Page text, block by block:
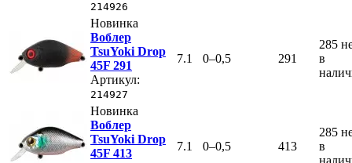
214926
Новинка
Воблер
TsuYoki Drop
45F 291
Артикул:
214927
7.1 0–0,5 291
285
в
Новинка
Воблер
TsuYoki Drop
45F 413
7.1 0–0,5 413
285
в